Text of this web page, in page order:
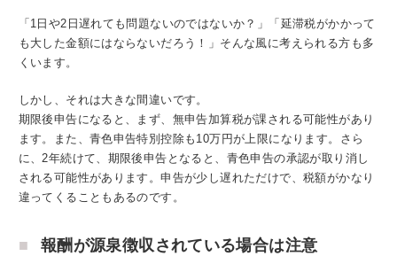
「1日や2日遅れても問題ないのではないか？」「延滞税がかかって
も大した金額にはならないだろう！」そんな風に考えられる方も多
くいます。
しかし、それは大きな間違いです。
期限後申告になると、まず、無申告加算税が課される可能性があり
ます。また、青色申告特別控除も10万円が上限になります。さら
に、2年続けて、期限後申告となると、青色申告の承認が取り消し
される可能性があります。申告が少し遅れただけで、税額がかなり
違ってくることもあるのです。
報酬が源泉徴収されている場合は注意